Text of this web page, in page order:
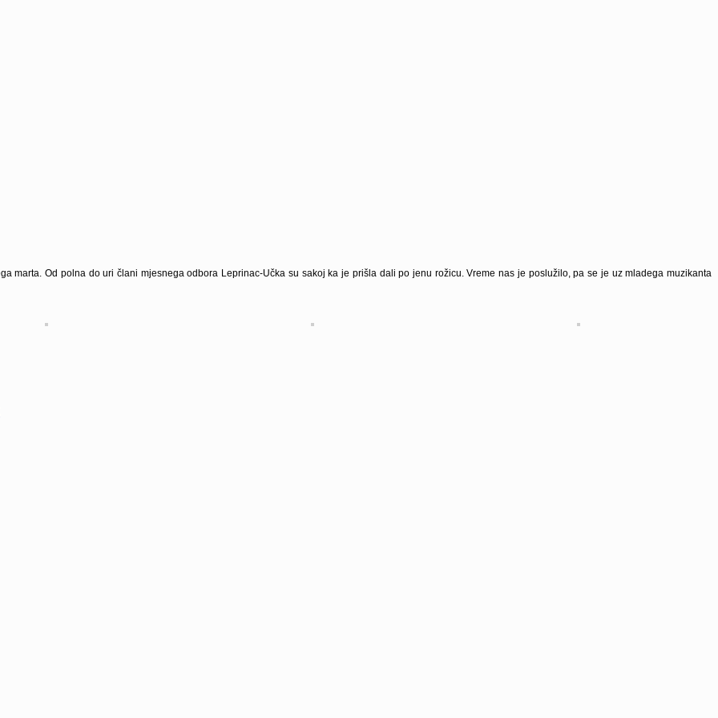
marta. Od polna do uri člani mjesnega odbora Leprinac-Učka su sakoj ka je prišla dali po jenu rožicu. Vreme nas je poslužilo, pa se je uz mladega muzikanta